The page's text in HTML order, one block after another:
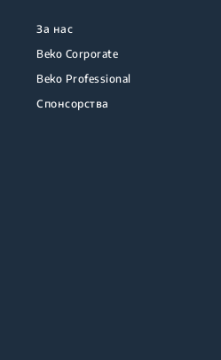
За нас
Beko Corporate
Beko Professional
Спонсорства